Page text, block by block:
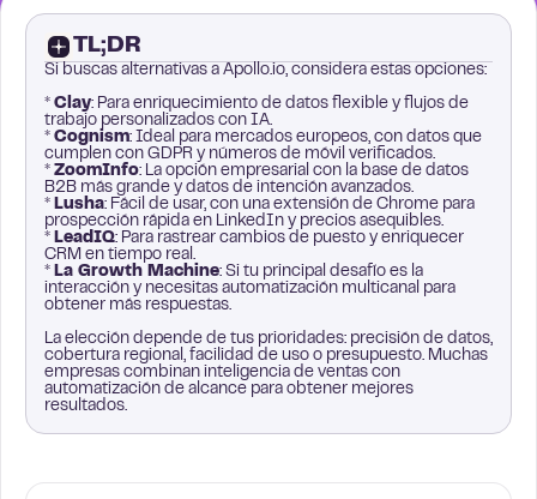
TL;DR
Si buscas alternativas a Apollo.io, considera estas opciones:
* Clay: Para enriquecimiento de datos flexible y flujos de
trabajo personalizados con IA.
* Cognism: Ideal para mercados europeos, con datos que
cumplen con GDPR y números de móvil verificados.
* ZoomInfo: La opción empresarial con la base de datos
B2B más grande y datos de intención avanzados.
* Lusha: Fácil de usar, con una extensión de Chrome para
prospección rápida en LinkedIn y precios asequibles.
* LeadIQ: Para rastrear cambios de puesto y enriquecer
CRM en tiempo real.
* La Growth Machine: Si tu principal desafío es la
interacción y necesitas automatización multicanal para
obtener más respuestas.
La elección depende de tus prioridades: precisión de datos,
cobertura regional, facilidad de uso o presupuesto. Muchas
empresas combinan inteligencia de ventas con
automatización de alcance para obtener mejores
resultados.